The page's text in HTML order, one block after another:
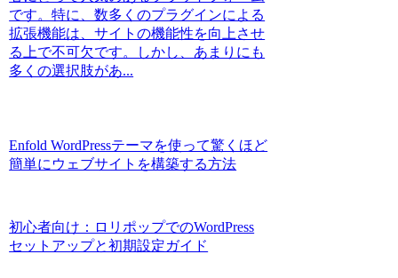
です。特に、数多くのプラグインによる
拡張機能は、サイトの機能性を向上させ
る上で不可欠です。しかし、あまりにも
多くの選択肢があ...
Enfold WordPressテーマを使って驚くほど
簡単にウェブサイトを構築する方法
初心者向け：ロリポップでのWordPress
セットアップと初期設定ガイド